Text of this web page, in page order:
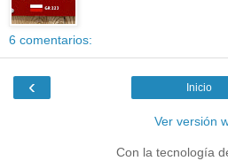
6 comentarios:
‹ Inicio
Ver versión
Con la tecnología